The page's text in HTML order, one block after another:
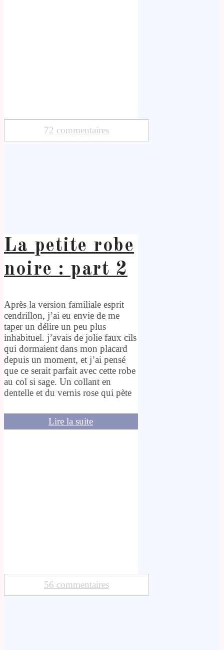
72 commentaires
La petite robe
noire : part 2
Après la version familiale esprit
cendrillon, j’ai eu envie de me
taper un délire un peu plus
inhabituel. j’avais de jolie faux cils
qui dormaient dans mon placard
depuis un moment, et j’ai pensé
que ce serait parfait avec cette robe
au col si sage. Un collant en
dentelle et du vernis rose qui pète
Lire la suite
56 commentaires